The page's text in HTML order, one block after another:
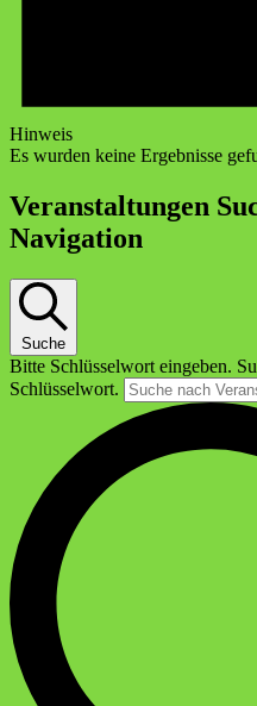
Hinweis
Es wurden keine Ergebnisse
Veranstaltungen
Navigation
Suche
Bitte Schlüsselwort eingeben.
Schlüsselwort.